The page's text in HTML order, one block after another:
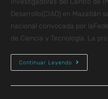
Desarrollo(CIAD) en Mazatlán
nacional convocada por
de Ciencia y Tecnología. La
Continuar Leyendo